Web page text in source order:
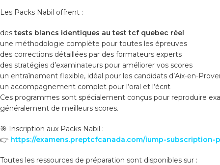
Les Packs Nabil offrent :
destests blancs identiques au test tcf quebec réel
une méthodologie complète pour toutes les épreuves
des corrections détaillées par des formateurs experts
des stratégies d’examinateurs pour améliorer vos scores
un entraînement flexible, idéal pour les candidats d’Aix-en-
un accompagnement complet pour l’oral et l’écrit
Ces programmes sont spécialement conçus pour reproduire
généralement de meilleurs scores.
🎯 Inscription aux Packs Nabil :
👉 https://examens.preptcfcanada.com/iump-subscription-
Toutes les ressources de préparation sont disponibles sur :